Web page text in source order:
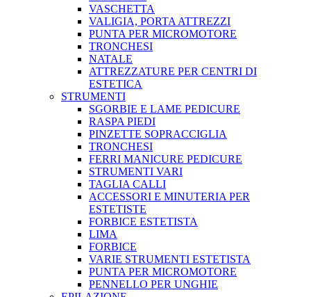
VASCHETTA
VALIGIA, PORTA ATTREZZI
PUNTA PER MICROMOTORE
TRONCHESI
NATALE
ATTREZZATURE PER CENTRI DI
ESTETICA
STRUMENTI
SGORBIE E LAME PEDICURE
RASPA PIEDI
PINZETTE SOPRACCIGLIA
TRONCHESI
FERRI MANICURE PEDICURE
STRUMENTI VARI
TAGLIA CALLI
ACCESSORI E MINUTERIA PER
ESTETISTE
FORBICE ESTETISTA
LIMA
FORBICE
VARIE STRUMENTI ESTETISTA
PUNTA PER MICROMOTORE
PENNELLO PER UNGHIE